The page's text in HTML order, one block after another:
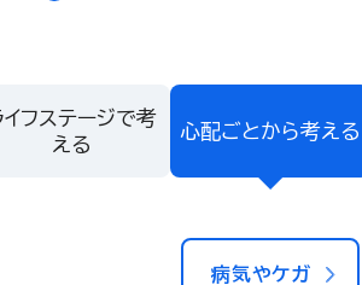
イフステージで考
える
心配ごとから考える
病気やケガ